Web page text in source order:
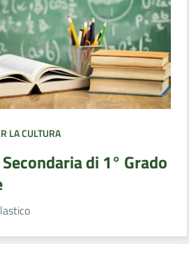
LA CULTURA
di 1° Grado